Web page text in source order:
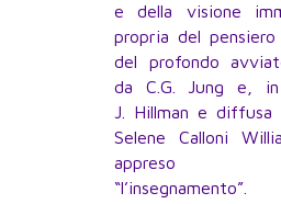
e della visione
propria del
del profondo
da C.G. Jung e,
J. Hillman e diffusa
Selene Calloni
appreso
“l’insegnamento”.